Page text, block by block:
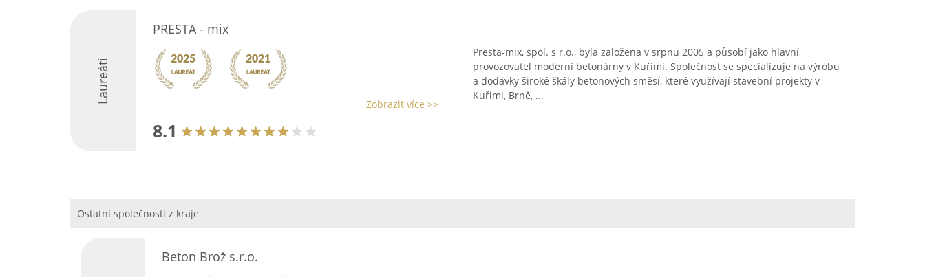
Laureáti
PRESTA - mix
Zobrazit více >>
8.1
Presta-mix, spol. s r.o., byla založena v srpnu 2005 a působí jako hlavní
provozovatel moderní betonárny v Kuřimi. Společnost se specializuje na výrobu
a dodávky široké škály betonových směsí, které využívají stavební projekty v
Kuřimi, Brně, ...
Ostatní společnosti z kraje
Beton Brož s.r.o.